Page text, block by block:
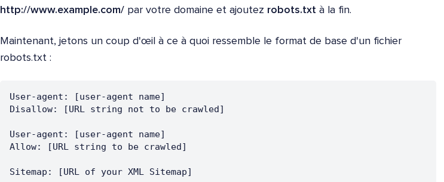
http://www.example.com/ par votre domaine et ajoutez robots.txt à la fin.
Maintenant, jetons un coup d'œil à ce à quoi ressemble le format de base d'un fichier
robots.txt :
User-agent: [user-agent name]
Disallow: [URL string not to be crawled]
User-agent: [user-agent name]
Allow: [URL string to be crawled]